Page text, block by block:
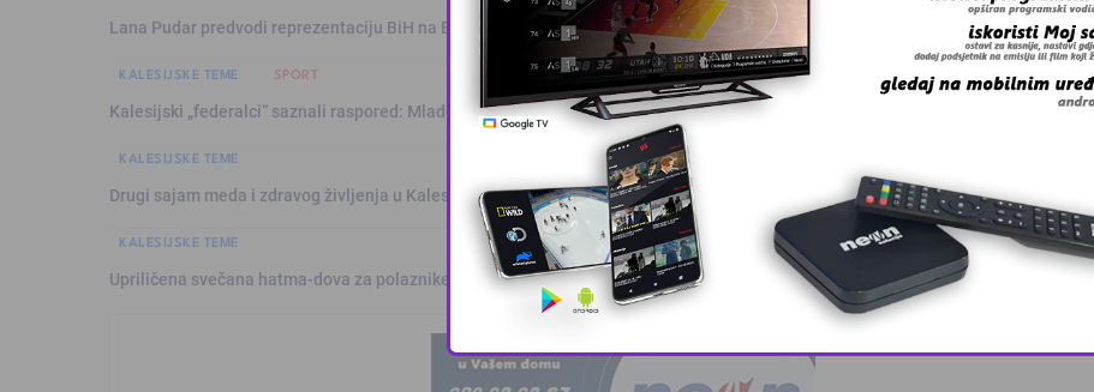
Lana Pudar predvodi reprezentaciju BiH na Evropskom prvenstvu u Parizu
KALESIJSKE TEME SPORT
Kalesijski „federalci“ saznali raspored: Mladost sezonu otvara u S …
KALESIJSKE TEME
Drugi sajam meda i zdravog življenja u Kalesiji okupio pčelare i lju …
KALESIJSKE TEME
Upriličena svečana hatma-dova za polaznike mekteba i odrasle u džem …
This popup will close in: